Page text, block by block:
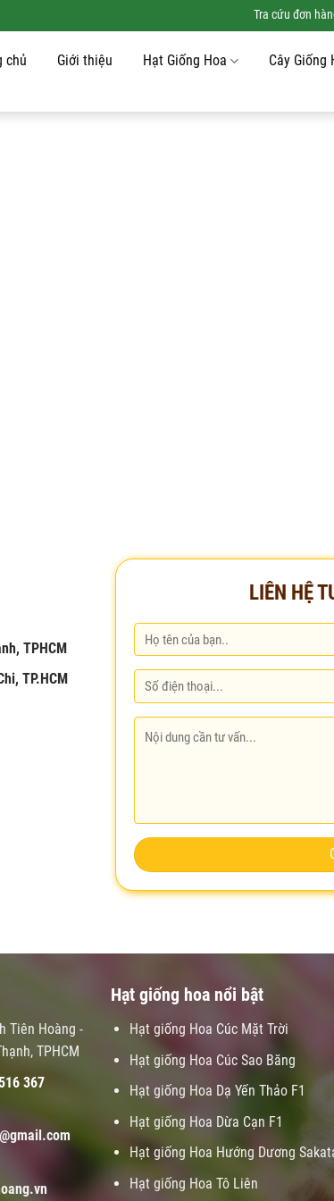
Tra cứu đơn
chủ Giới thiệu Hạt Giống Hoa Cây Giống
TPHCM
TP.HCM
LIÊN HỆ
Tiên Hoàng -
TPHCM
367
Hạt giống hoa nổi bật
Hạt giống Hoa Cúc Mặt Trời
Hạt giống Hoa Cúc Sao Băng
Hạt giống Hoa Dạ Yến Thảo F1
Hạt giống Hoa Dừa Cạn F1
Hạt giống Hoa Hướng Dương
Hạt giống Hoa Tô Liên